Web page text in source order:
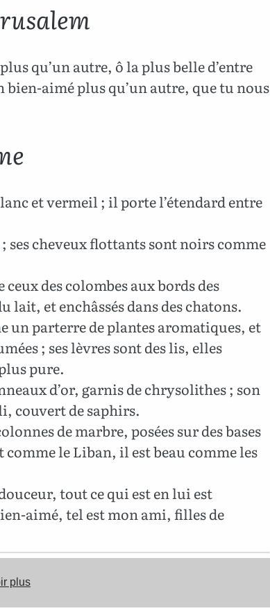
plus
qu’un autre, ô la plus belle d’entre
bien-aimé plus qu’un autre, que tu nous
et vermeil ; il porte l’étendard entre
; ses cheveux flottants sont noirs comme
ceux des colombes aux bords des
lait, et enchâssés dans des chatons.
un parterre de plantes aromatiques, et
; ses lèvres sont des lis, elles
pure.
d’or, garnis de chrysolithes ; son
couvert de saphirs.
de marbre, posées sur des bases
comme le Liban, il est beau comme les
tout ce qui est en lui est
aimé, tel est mon ami, filles de
est dans le domaine public.